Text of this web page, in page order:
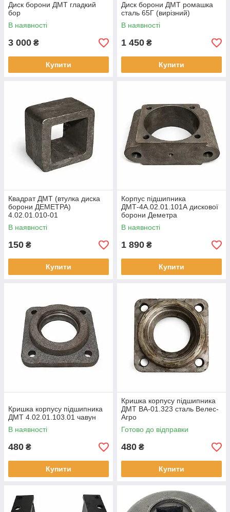
Диск борони ДМТ гладкий
бор
В наявності
3 000 ₴
Купити
Диск борони ДМТ ромашка
сталь 65Г (вирізний)
В наявності
1 450 ₴
Купити
Квадрат ДМТ (втулка диска
борони ДЕМЕТРА)
4.02.01.010-01
В наявності
150 ₴
Купити
Корпус підшипника
ДМТ-4А.02.01.101А дискової
борони Деметра
В наявності
1 890 ₴
Купити
Кришка корпусу підшипника
ДМТ 4.02.01.103.01 чавун
В наявності
480 ₴
Купити
Кришка корпусу підшипника
ДМТ ВА-01.323 сталь Велес-
Агро
Готово до відправки
480 ₴
Купити